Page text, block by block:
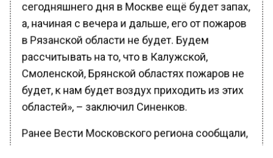
сегодняшнего дня в Москве ещё будет запах,
а, начиная с вечера и дальше, его от пожаров
в Рязанской области не будет. Будем
рассчитывать на то, что в Калужской,
Смоленской, Брянской областях пожаров не
будет, к нам будет воздух приходить из этих
областей», – заключил Синенков.
Ранее Вести Московского региона сообщали,